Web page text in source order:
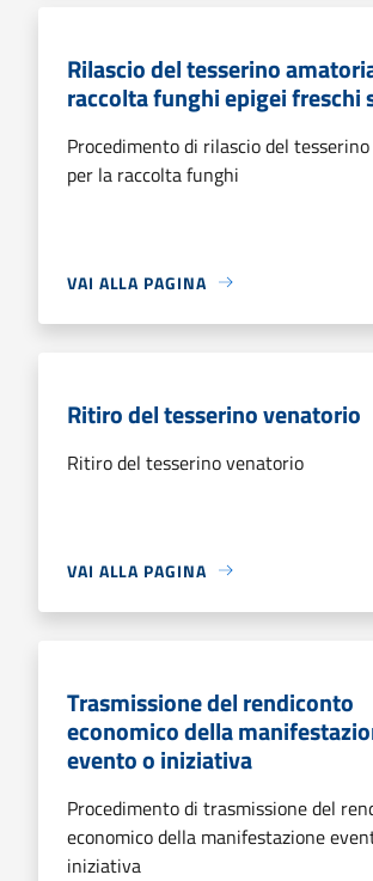
Rilascio del tesserino
raccolta funghi epigei freschi
Procedimento di rilascio del
per la raccolta funghi
VAI ALLA PAGINA
Ritiro del tesserino venatorio
Ritiro del tesserino venatorio
VAI ALLA PAGINA
Trasmissione del rendiconto
economico della
evento o iniziativa
Procedimento di trasmissione del
economico della manifestazione
iniziativa